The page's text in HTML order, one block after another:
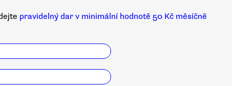
pravidelný dar v minimální hodnotě 50 Kč měsíčně